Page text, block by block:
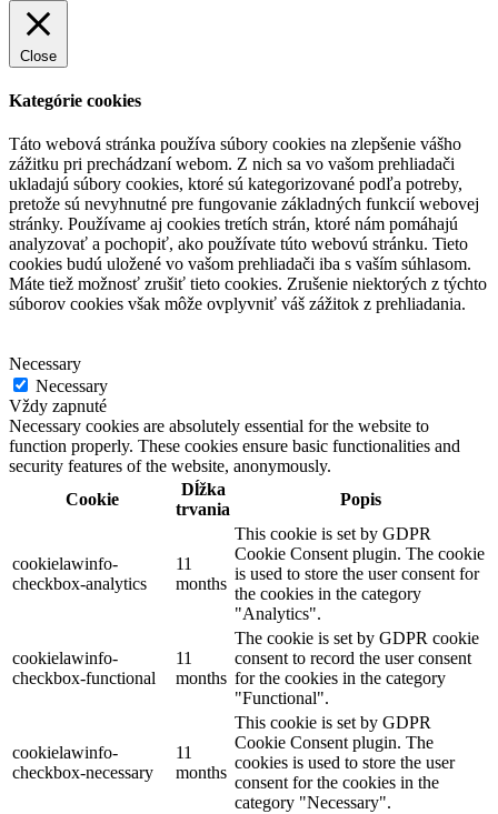
Close
Kategórie cookies
Táto webová stránka používa súbory cookies na zlepšenie vášho
zážitku pri prechádzaní webom. Z nich sa vo vašom prehliadači
ukladajú súbory cookies, ktoré sú kategorizované podľa potreby,
pretože sú nevyhnutné pre fungovanie základných funkcií webovej
stránky. Používame aj cookies tretích strán, ktoré nám pomáhajú
analyzovať a pochopiť, ako používate túto webovú stránku. Tieto
cookies budú uložené vo vašom prehliadači iba s vaším súhlasom.
Máte tiež možnosť zrušiť tieto cookies. Zrušenie niektorých z týchto
súborov cookies však môže ovplyvniť váš zážitok z prehliadania.
Necessary
Necessary
Vždy zapnuté
Necessary cookies are absolutely essential for the website to
function properly. These cookies ensure basic functionalities and
security features of the website, anonymously.
Cookie
Dĺžka
trvania
Popis
cookielawinfo-
checkbox-analytics
11
months
This cookie is set by GDPR
Cookie Consent plugin. The cookie
is used to store the user consent for
the cookies in the category
"Analytics".
cookielawinfo-
checkbox-functional
11
months
The cookie is set by GDPR cookie
consent to record the user consent
for the cookies in the category
"Functional".
cookielawinfo-
checkbox-necessary
11
months
This cookie is set by GDPR
Cookie Consent plugin. The
cookies is used to store the user
consent for the cookies in the
category "Necessary".